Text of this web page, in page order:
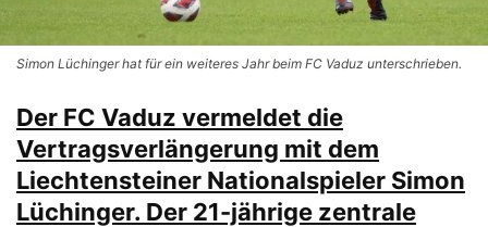
Simon Lüchinger hat für ein weiteres Jahr beim FC Vaduz unterschrieben.
Der FC Vaduz vermeldet die
Vertragsverlängerung mit dem
Liechtensteiner Nationalspieler Simon
Lüchinger. Der 21-jährige zentrale